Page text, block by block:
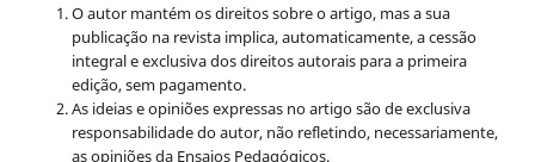
O autor mantém os direitos sobre o artigo, mas a sua
publicação na revista implica, automaticamente, a cessão
integral e exclusiva dos direitos autorais para a primeira
edição, sem pagamento.
As ideias e opiniões expressas no artigo são de exclusiva
responsabilidade do autor, não refletindo, necessariamente,
as opiniões da Ensaios Pedagógicos.